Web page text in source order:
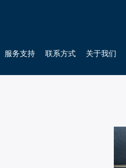
服务支持 联系方式 关于我们